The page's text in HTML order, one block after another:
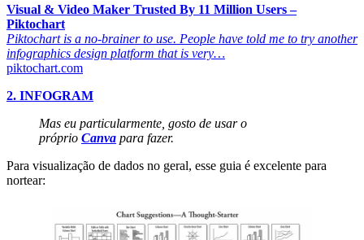
Visual & Video Maker Trusted By 11 Million Users –
Piktochart
Piktochart is a no-brainer to use. People have told me to try another
infographics design platform that is very…
piktochart.com
2. INFOGRAM
Mas eu particularmente, gosto de usar o
próprio Canva para fazer.
Para visualização de dados no geral, esse guia é excelente para
nortear: